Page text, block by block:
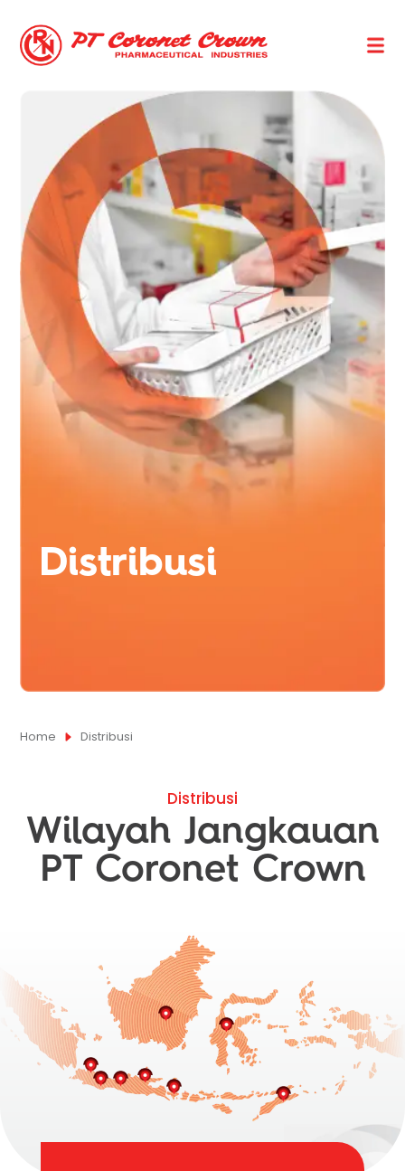
Distribusi
Home Distribusi
Distribusi
Wilayah Jangkauan
PT Coronet Crown